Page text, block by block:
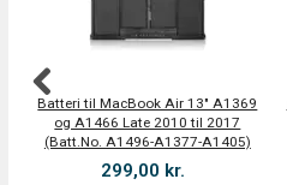
Batteri til MacBook Air 13" A1369
og A1466 Late 2010 til 2017
(Batt.No. A1496-A1377-A1405)
299,00 kr.